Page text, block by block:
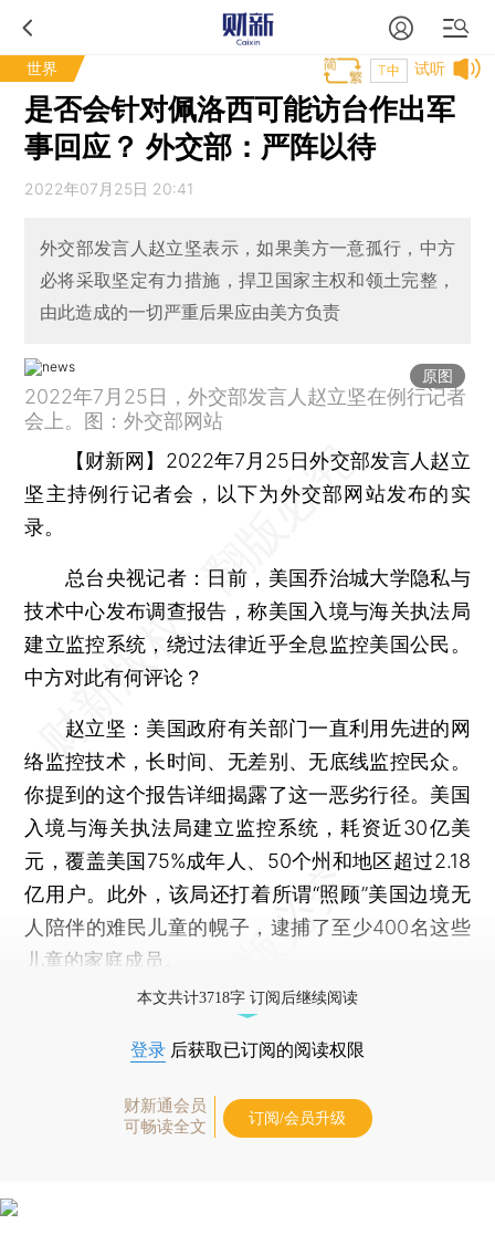
世界 试听
T中
是否会针对佩洛西可能访台作出军
事回应？ 外交部：严阵以待
2022年07月25日 20:41
外交部发言人赵立坚表示，如果美方一意孤行，中方
必将采取坚定有力措施，捍卫国家主权和领土完整，
由此造成的一切严重后果应由美方负责
原图
2022年7月25日，外交部发言人赵立坚在例行记者
会上。图：外交部网站
【财新网】 2022年7月25日外交部发言人赵立
坚主持例行记者会，以下为外交部网站发布的实
录。
总台央视记者：日前，美国乔治城大学隐私与
技术中心发布调查报告，称美国入境与海关执法局
建立监控系统，绕过法律近乎全息监控美国公民。
中方对此有何评论？
赵立坚： 美国政府有关部门一直利用先进的网
络监控技术，长时间、无差别、无底线监控民众。
你提到的这个报告详细揭露了这一恶劣行径。美国
入境与海关执法局建立监控系统，耗资近30亿美
元，覆盖美国75%成年人、50个州和地区超过2.18
亿用户。此外，该局还打着所谓“照顾”美国边境无
人陪伴的难民儿童的幌子，逮捕了至少400名这些
儿童的家庭成员。
本文共计3718字 订阅后继续阅读
登录 后获取已订阅的阅读权限
财新通会员
可畅读全文
订阅/会员升级